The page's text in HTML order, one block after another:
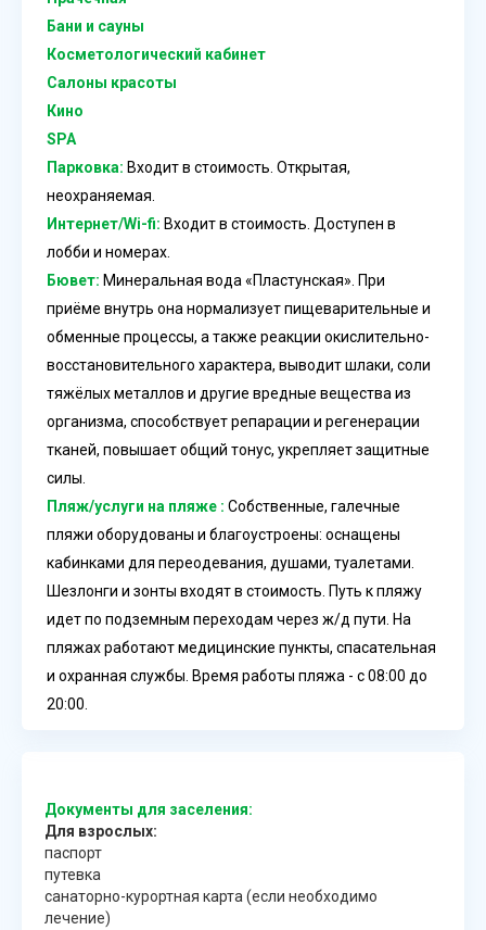
Бани и сауны
Косметологический кабинет
Салоны красоты
Кино
SPA
Парковка: Входит в стоимость. Открытая,
неохраняемая.
Интернет/Wi-fi: Входит в стоимость. Доступен в
лобби и номерах.
Бювет: Минеральная вода «Пластунская». При
приёме внутрь она нормализует пищеварительные и
обменные процессы, а также реакции окислительно-
восстановительного характера, выводит шлаки, соли
тяжёлых металлов и другие вредные вещества из
организма, способствует репарации и регенерации
тканей, повышает общий тонус, укрепляет защитные
силы.
Пляж/услуги на пляже : Собственные, галечные
пляжи оборудованы и благоустроены: оснащены
кабинками для переодевания, душами, туалетами.
Шезлонги и зонты входят в стоимость. Путь к пляжу
идет по подземным переходам через ж/д пути. На
пляжах работают медицинские пункты, спасательная
и охранная службы. Время работы пляжа - с 08:00 до
20:00.
Документы для заселения:
Для взрослых:
паспорт
путевка
санаторно-курортная карта (если необходимо
лечение)